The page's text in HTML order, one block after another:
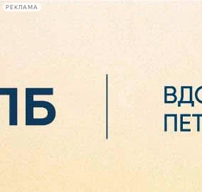
РЕКЛАМА
Сегодня: